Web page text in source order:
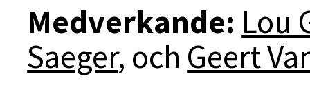
Medverkande: Lou
Saeger, och Geert